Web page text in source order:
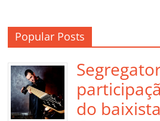
Popular Posts
do